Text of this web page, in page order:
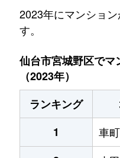
2023年にマンショ
す。
仙台市宮城野区で
（2023年）
ランキング
1
車町